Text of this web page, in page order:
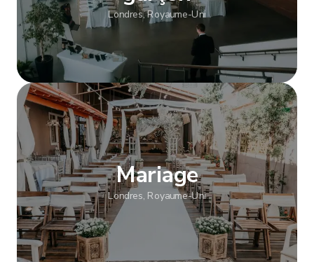
Londres, Royaume-Uni
Afficher plus
Mariage
Londres, Royaume-Uni